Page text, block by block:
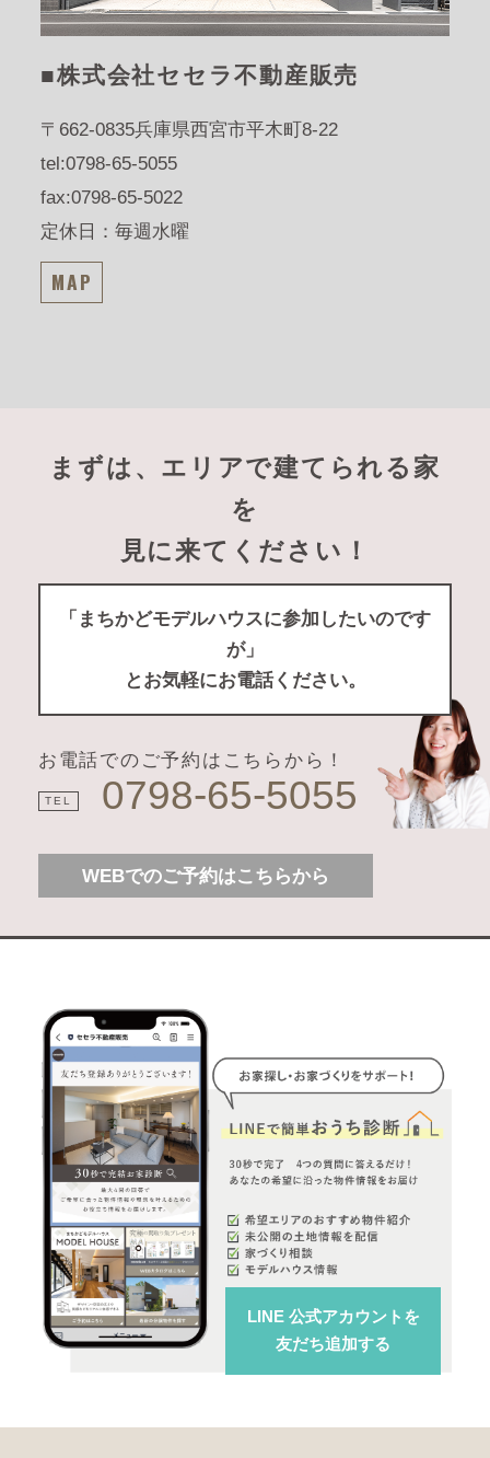
■株式会社セセラ不動産販売
〒662-0835兵庫県西宮市平木町8-22
tel:0798-65-5055
fax:0798-65-5022
定休日：毎週水曜
MAP
まずは、エリアで建てられる家
を
見に来てください！
「まちかどモデルハウスに参加したいのです
が」
とお気軽にお電話ください。
お電話でのご予約はこちらから！
TEL 0798-65-5055
WEBでのご予約はこちらから
LINE 公式アカウント を
友だち追加する